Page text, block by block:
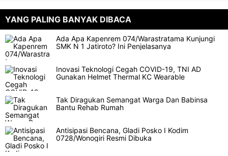
YANG PALING BANYAK DIBACA
Ada Apa Kapenrem 074/Warastratama Kunjungi
SMK N 1 Jatiroto? Ini Penjelasanya
Inovasi Teknologi Cegah COVID-19, TNI AD
Gunakan Helmet Thermal KC Wearable
Tak Diragukan Semangat Warga Dan Babinsa
Bantu Rehab Rumah
Antisipasi Bencana, Gladi Posko I Kodim
0728/Wonogiri Resmi Dibuka